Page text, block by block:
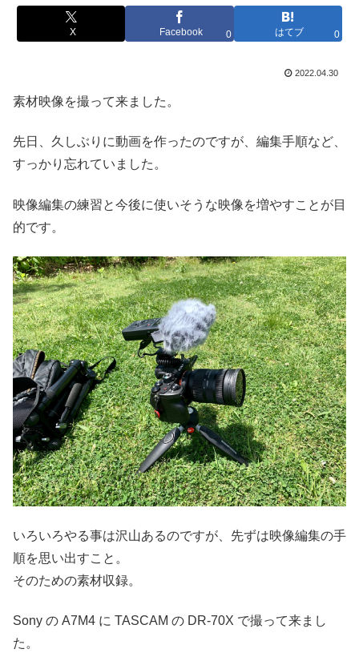
X Facebook 0 はてブ 0
2022.04.30
素材映像を撮って来ました。
先日、久しぶりに動画を作ったのですが、編集手順など、
すっかり忘れていました。
映像編集の練習と今後に使いそうな映像を増やすことが目
的です。
いろいろやる事は沢山あるのですが、先ずは映像編集の手
順を思い出すこと。
そのための素材収録。
Sony の A7M4 に TASCAM の DR-70X で撮って来まし
た。